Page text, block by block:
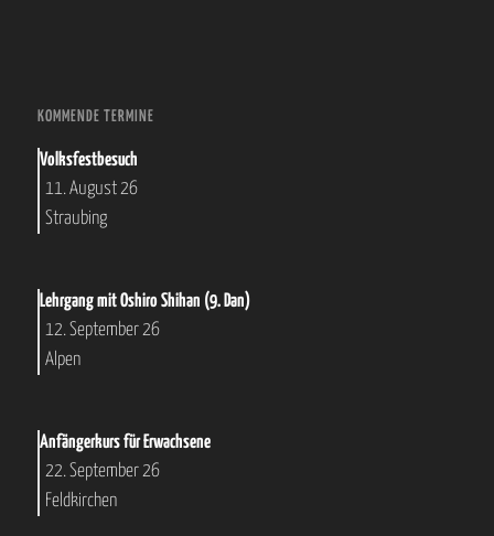
KOMMENDE TERMINE
Volksfestbesuch
11. August 26
Straubing
Lehrgang mit Oshiro Shihan (9. Dan)
12. September 26
Alpen
Anfängerkurs für Erwachsene
22. September 26
Feldkirchen